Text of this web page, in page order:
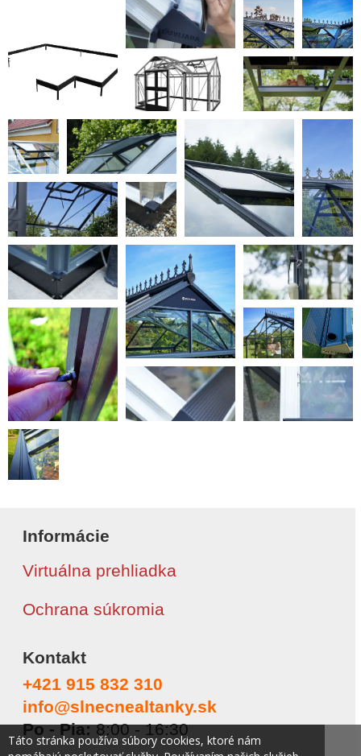
Informácie
Virtuálna prehliadka
Ochrana súkromia
Kontakt
+421 915 832 310
info@slnecnealtanky.sk
Po - Pia:8:00 - 16:30
Táto stránka používa súbory cookies, ktoré nám